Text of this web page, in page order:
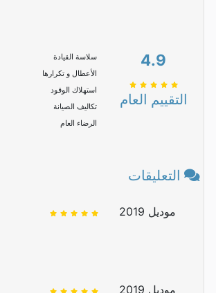
4.9
التقييم العام
سلاسة القيادة
الأعطال و تكرارها
استهلاك الوقود
تكاليف الصيانة
الرضاء العام
التعليقات
موديل 2019
موديل 2019